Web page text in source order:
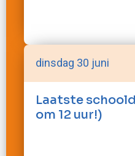
dinsdag 30 juni
Laatste
om 12 uur!)